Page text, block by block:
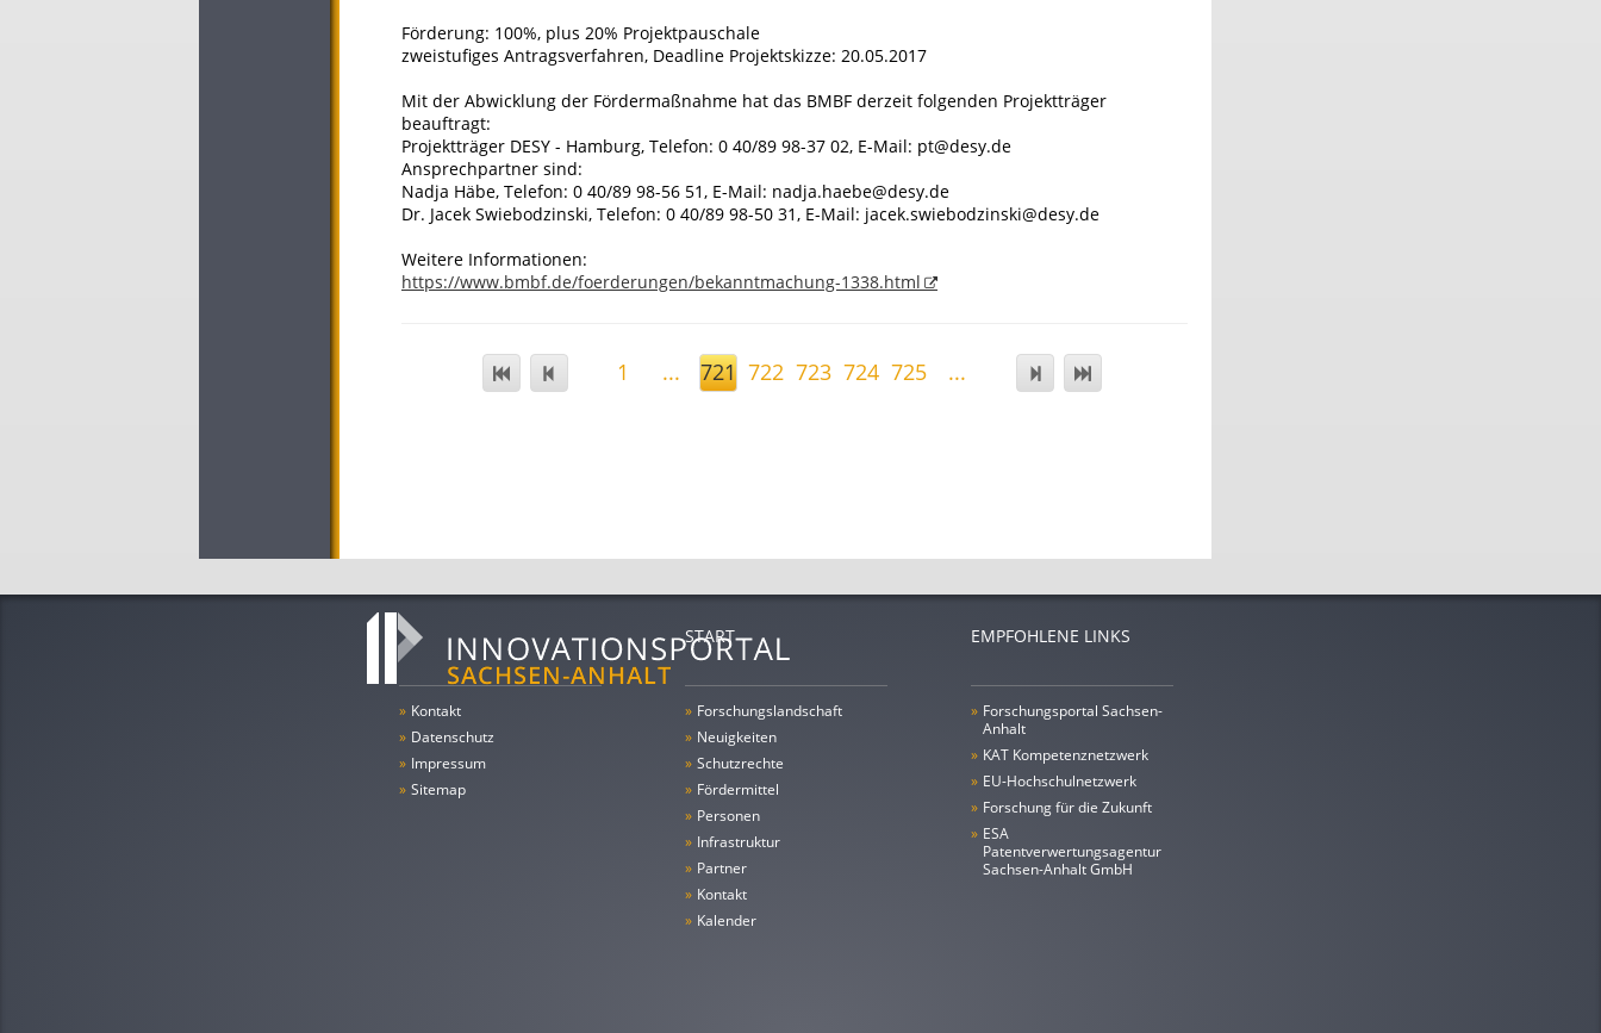
Förderung: 100%, plus 20% Projektpauschale
zweistufiges Antragsverfahren, Deadline Projektskizze: 20.05.2017
Mit der Abwicklung der Fördermaßnahme hat das BMBF derzeit folgenden Projektträger
beauftragt:
Projektträger DESY - Hamburg, Telefon: 0 40/89 98-37 02, E-Mail: pt@desy.de
Ansprechpartner sind:
Nadja Häbe, Telefon: 0 40/89 98-56 51, E-Mail: nadja.haebe@desy.de
Dr. Jacek Swiebodzinski, Telefon: 0 40/89 98-50 31, E-Mail: jacek.swiebodzinski@desy.de
Weitere Informationen:
https://www.bmbf.de/foerderungen/bekanntmachung-1338.html
1 ... 721 722 723 724 725 ...
» Kontakt
» Datenschutz
» Impressum
» Sitemap
START
» Forschungs­landschaft
» Neuigkeiten
» Schutzrechte
» Fördermittel
» Personen
» Infrastruktur
» Partner
» Kontakt
» Kalender
EMPFOHLENE LINKS
» Forschungsportal Sachsen-
Anhalt
» KAT Kompetenznetzwerk
» EU-Hochschulnetzwerk
» Forschung für die Zukunft
» ESA
Patentverwertungsagentur
Sachsen-Anhalt GmbH